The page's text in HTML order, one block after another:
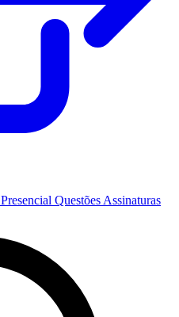
Presencial Questões Assinaturas